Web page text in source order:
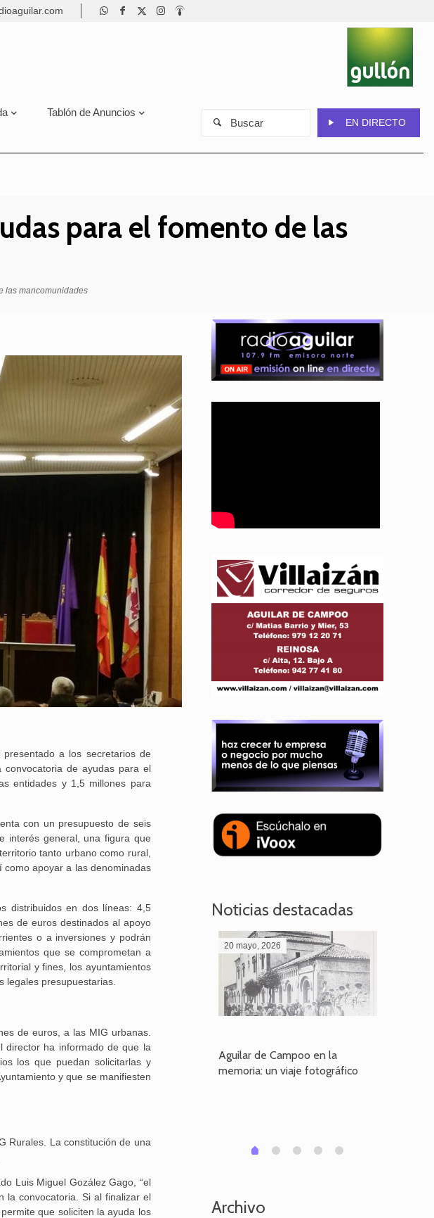
Tablón de Anuncios
EN DIRECTO
para el fomento de las
las mancomunidades
a los secretarios de
convocatoria de ayudas para el
entidades y 1,5 millones para
con un presupuesto de seis
interés general, una figura que
tanto urbano como rural,
como apoyar a las denominadas
distribuidos en dos líneas: 4,5
de euros destinados al apoyo
o a inversiones y podrán
que se comprometan a
y fines, los ayuntamientos
legales presupuestarias.
de euros, a las MIG urbanas.
director ha informado de que la
los que puedan solicitarlas y
y que se manifiesten
Rurales. La constitución de una
Luis Miguel Gozález Gago, “el
la convocatoria. Si al finalizar el
que soliciten la ayuda los
Noticias destacadas
25 febrero, 2026
Aguilar de Campoo en la
memoria: un viaje fotográfico
20 mayo, 2026
Aguilar de Campoo en la
memoria: un viaje fotográfico
0 1 2 3 4
Archivo